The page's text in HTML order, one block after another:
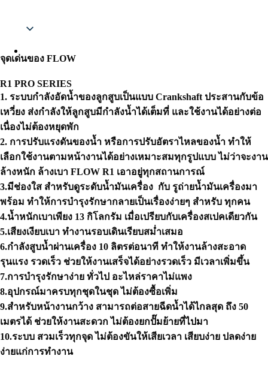
จุดเด่นของ FLOW
R1 PRO SERIES
1. ระบบกำลังอัดน้ำของลูกสูบเป็นแบบ Crankshaft ประสานกับข้อ
เหวี่ยง ส่งกำลังให้ลูกสูบมีกำลังน้ำได้เต็มที่ และใช้งานได้อย่างต่อ
เนื่องไม่ต้องหยุดพัก
2. การปรับแรงดันของน้ำ หรือการปรับอัตราไหลของน้ำ ทำให้
เลือกใช้งานตามหน้างานได้อย่างเหมาะสมทุกรูปแบบ ไม่ว่าจะงาน
ล้างหนัก ล้างเบา FLOW R1 เอาอยู่ทุกสถานการณ์
3.มีช่องใส สำหรับดูระดับน้ำมันเครื่อง กับ รูถ่ายน้ำมันเครื่องมา
พร้อม ทำให้การบำรุงรักษากลายเป็นเรื่องง่ายๆ สำหรับ ทุกคน
4.น้ำหนักเบาเพียง 13 กิโลกรัม เมื่อเปรียบกับเครื่องสเปคเดียวกัน
5.เสียงเงียบเบา ทำงานรอบเดินเรียบสม่ำเสมอ
6.กำลังสูบน้ำผ่านเครื่อง 10 ลิตรต่อนาที ทำให้งานล้างสะอาด
รุนแรง รวดเร็ว ช่วยให้งานเสร็จได้อย่างรวดเร็ว มีเวลาเพิ่มขึ้น
7.การบำรุงรักษาง่าย ทั่วไป อะไหล่ราคาไม่แพง
8.อุปกรณ์มาครบทุกชุดในชุดไม่ต้องซื้อเพิ่ม
9.สำหรับหน้างานกว้าง สามารถต่อสายฉีดน้ำได้ไกลสุด ถึง 50
เมตรได้ ช่วยให้งานสะดวก ไม่ต้องยกปั๊มย้ายที่ไปมา
10.ระบบ สวมเร็วทุกจุดไม่ต้องขันให้เสียเวลา เสียบง่าย ปลดง่าย
ง่ายแก่การทำงาน